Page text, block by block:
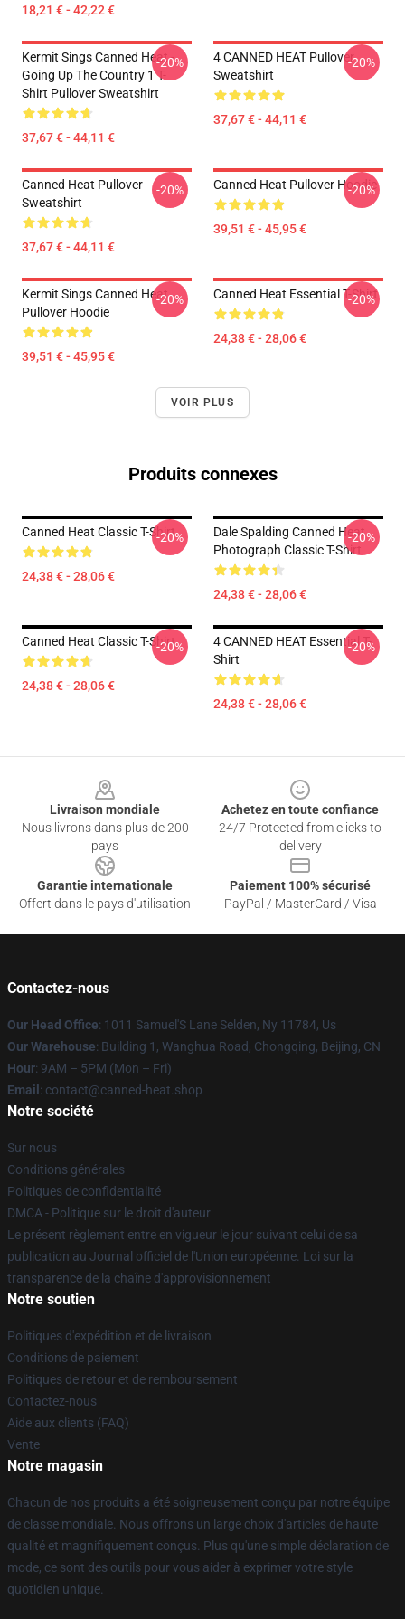
18,21 € - 42,22 €
Kermit Sings Canned Heat -
Going Up The Country 1 T-
Shirt Pullover Sweatshirt
37,67 € - 44,11 €
-20%
4 CANNED HEAT Pullover
Sweatshirt
37,67 € - 44,11 €
-20%
Canned Heat Pullover
Sweatshirt
37,67 € - 44,11 €
-20% Canned Heat Pullover Hoodie
39,51 € - 45,95 €
-20%
Kermit Sings Canned Heat
Pullover Hoodie
39,51 € - 45,95 €
-20% Canned Heat Essential T-Shirt
24,38 € - 28,06 €
-20%
VOIR PLUS
Produits connexes
Canned Heat Classic T-Shirt
24,38 € - 28,06 €
-20%
Dale Spalding Canned Heat
Photograph Classic T-Shirt
24,38 € - 28,06 €
-20%
Canned Heat Classic T-Shirt
24,38 € - 28,06 €
-20%
4 CANNED HEAT Essential T-
Shirt
24,38 € - 28,06 €
-20%
Livraison mondiale
Nous livrons dans plus de 200
pays
Achetez en toute confiance
24/7 Protected from clicks to
delivery
Garantie internationale
Offert dans le pays d'utilisation
Paiement 100% sécurisé
PayPal / MasterCard / Visa
Contactez-nous
Our Head Office: 1011 Samuel'S Lane Selden, Ny 11784, Us
Our Warehouse: Building 1, Wanghua Road, Chongqing, Beijing, CN
Hour: 9AM – 5PM (Mon – Fri)
Email : contact@canned-heat.shop
Notre société
Sur nous
Conditions générales
Politiques de confidentialité
DMCA - Politique sur le droit d'auteur
Le présent règlement entre en vigueur le jour suivant celui de sa
publication au Journal officiel de l'Union européenne. Loi sur la
transparence de la chaîne d'approvisionnement
Notre soutien
Politiques d'expédition et de livraison
Conditions de paiement
Politiques de retour et de remboursement
Contactez-nous
Aide aux clients (FAQ)
Vente
Notre magasin
Chacun de nos produits a été soigneusement conçu par notre équipe
de classe mondiale. Nous offrons un large choix d'articles de haute
qualité et magnifiquement conçus. Plus qu'une simple déclaration de
mode, ce sont des outils pour vous aider à exprimer votre style
quotidien unique.